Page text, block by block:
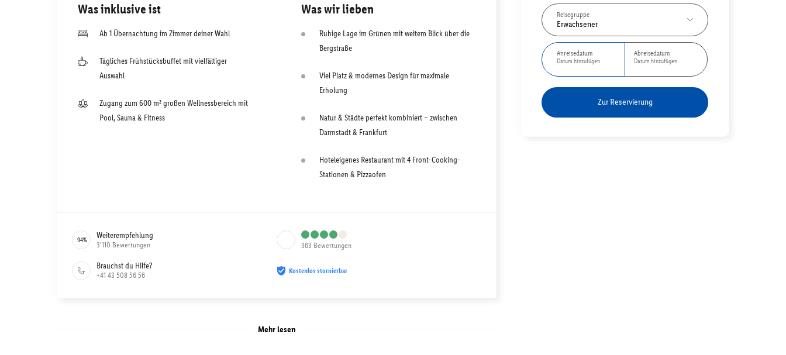
Reisegruppe
Erwachsener
Anreisedatum
Datum hinzufügen
Abreisedatum
Datum hinzufügen
Zur Reservierung
Was inklusive ist
Ab 1 Übernachtung im Zimmer deiner Wahl
Tägliches Frühstücksbuffet mit vielfältiger
Auswahl
Zugang zum 600 m² großen Wellnessbereich mit
Pool, Sauna & Fitness
Was wir lieben
Ruhige Lage im Grünen mit weitem Blick über die
Bergstraße
Viel Platz & modernes Design für maximale
Erholung
Natur & Städte perfekt kombiniert – zwischen
Darmstadt & Frankfurt
Hoteleigenes Restaurant mit 4 Front-Cooking-
Stationen & Pizzaofen
94% Weiterempfehlung
3’110 Bewertungen 363 Bewertungen
Brauchst du Hilfe?
+41 43 508 56 56 Kostenlos stornierbar
Mehr lesen